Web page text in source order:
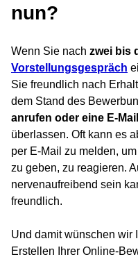
nun?
Wenn Sie nach zwei bis
Vorstellungsgespräch
Sie freundlich nach
dem Stand des
anrufen oder eine E-
überlassen. Oft kann es
per E-Mail zu melden,
zu geben, zu reagieren.
nervenaufreibend sein
freundlich.
Und damit wünschen wir
Erstellen Ihrer Online-